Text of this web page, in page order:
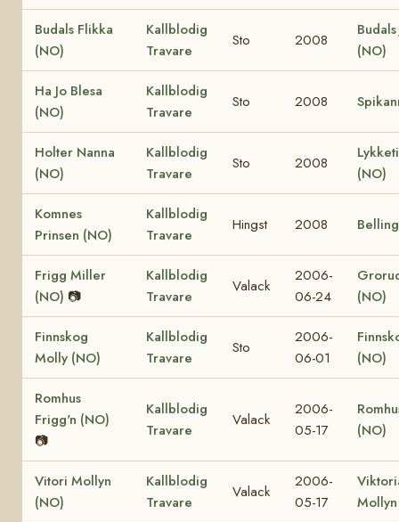
Budals Flikka
(NO)
Kallblodig
Travare
Sto 2008
(NO)
Ha Jo Blesa
(NO)
Kallblodig
Travare
Sto 2008
Holter Nanna
(NO)
Kallblodig
Travare
Sto 2008
(NO)
Komnes
Prinsen (NO)
Kallblodig
Travare
Hingst 2008
Frigg Miller
(NO) 📷
Kallblodig
Travare
Valack
2006-
06-24
(NO)
Finnskog
Molly (NO)
Kallblodig
Travare
Sto
2006-
06-01
(NO)
Romhus
Frigg'n (NO)
📷
Kallblodig
Travare
Valack
2006-
05-17
(NO)
Vitori Mollyn
(NO)
Kallblodig
Travare
Valack
2006-
05-17